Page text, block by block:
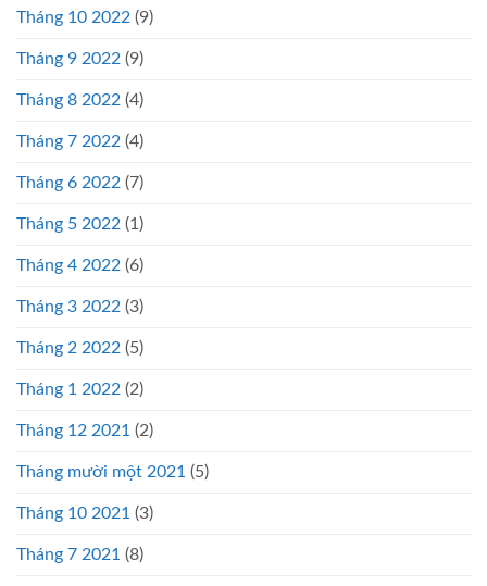
Tháng 10 2022 (9)
Tháng 9 2022 (9)
Tháng 8 2022 (4)
Tháng 7 2022 (4)
Tháng 6 2022 (7)
Tháng 5 2022 (1)
Tháng 4 2022 (6)
Tháng 3 2022 (3)
Tháng 2 2022 (5)
Tháng 1 2022 (2)
Tháng 12 2021 (2)
Tháng mười một 2021 (5)
Tháng 10 2021 (3)
Tháng 7 2021 (8)